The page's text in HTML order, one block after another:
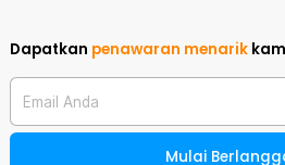
Dapatkan penawaran menarik
Email Anda
Mulai